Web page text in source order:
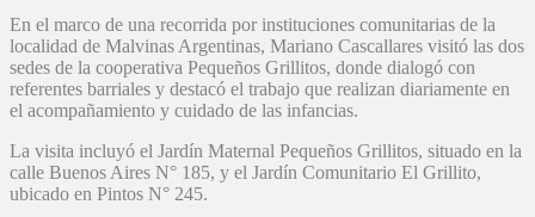
En el marco de una recorrida por instituciones comunitarias de la
localidad de Malvinas Argentinas, Mariano Cascallares visitó las dos
sedes de la cooperativa Pequeños Grillitos, donde dialogó con
referentes barriales y destacó el trabajo que realizan diariamente en
el acompañamiento y cuidado de las infancias.
La visita incluyó el Jardín Maternal Pequeños Grillitos, situado en la
calle Buenos Aires N° 185, y el Jardín Comunitario El Grillito,
ubicado en Pintos N° 245.